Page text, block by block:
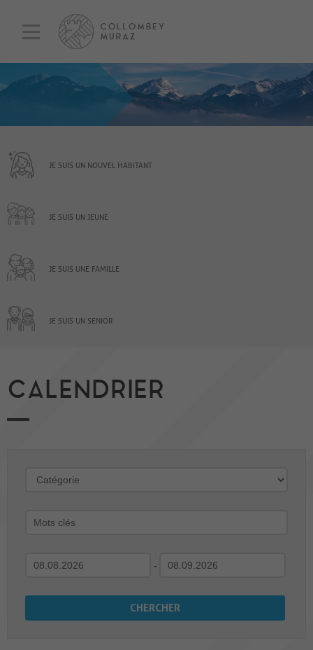
JE SUIS UN NOUVEL HABITANT
JE SUIS UN JEUNE
JE SUIS UNE FAMILLE
JE SUIS UN SENIOR
CALENDRIER
-